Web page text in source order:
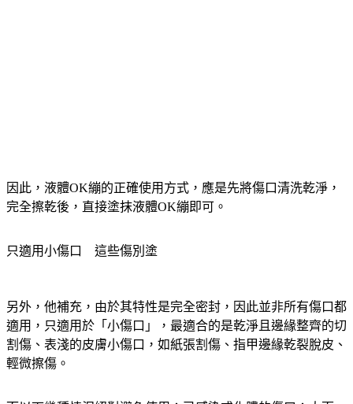
因此，液體OK繃的正確使用方式，應是先將傷口清洗乾淨，
完全擦乾後，直接塗抹液體OK繃即可。
只適用小傷口　這些傷別塗
另外，他補充，由於其特性是完全密封，因此並非所有傷口都
適用，只適用於「小傷口」，最適合的是乾淨且邊緣整齊的切
割傷、表淺的皮膚小傷口，如紙張割傷、指甲邊緣乾裂脫皮、
輕微擦傷。